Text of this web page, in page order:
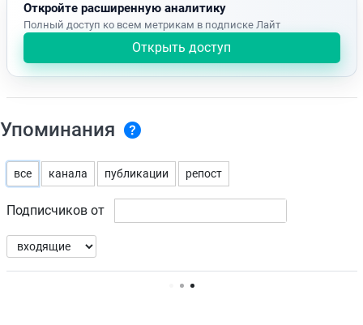
Откройте расширенную аналитику
Полный доступ ко всем метрикам в подписке Лайт
Открыть доступ
Упоминания
все канала публикации репост
Подписчиков от
Нет доступных упоминаний.